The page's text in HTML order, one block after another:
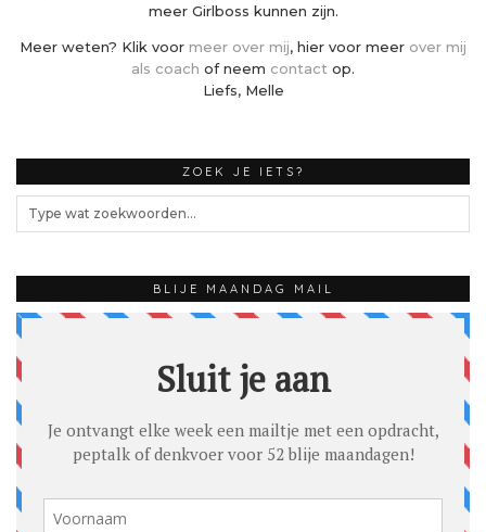
meer Girlboss kunnen zijn.
Meer weten? Klik voor meer over mij, hier voor meer over mij
als coach of neem contact op.
Liefs, Melle
ZOEK JE IETS?
BLIJE MAANDAG MAIL